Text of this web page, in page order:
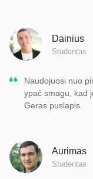
Dainius
Studentas
Naudojuosi nuo
ypač smagu, kad
Geras puslapis.
Aurimas
Studentas